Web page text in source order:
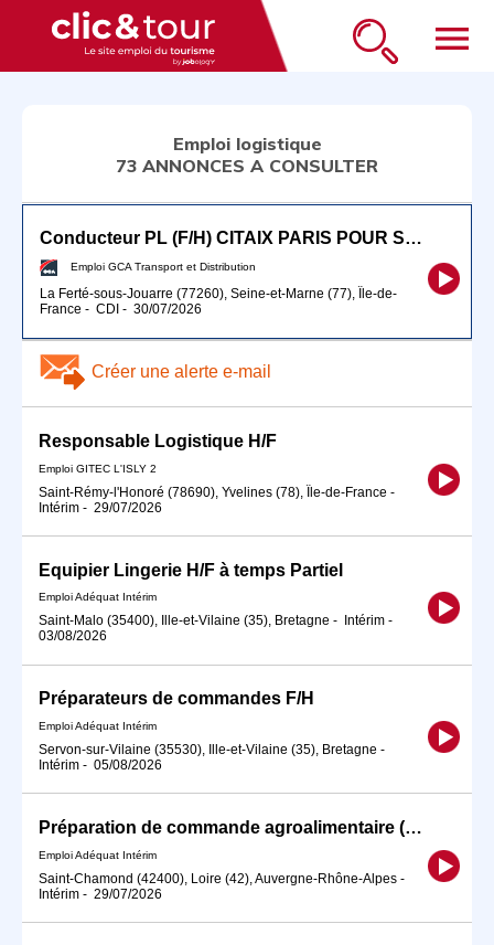
menu
Emploi logistique
73 ANNONCES A CONSULTER
Conducteur PL (F/H) CITAIX PARIS POUR SEPTEMBRE 2026
Emploi GCA Transport et Distribution
La Ferté-sous-Jouarre (77260), Seine-et-Marne (77), Île-de-
France - CDI - 30/07/2026
Créer une alerte e-mail
Responsable Logistique H/F
Emploi GITEC L'ISLY 2
Saint-Rémy-l'Honoré (78690), Yvelines (78), Île-de-France -
Intérim - 29/07/2026
Equipier Lingerie H/F à temps Partiel
Emploi Adéquat Intérim
Saint-Malo (35400), Ille-et-Vilaine (35), Bretagne - Intérim -
03/08/2026
Préparateurs de commandes F/H
Emploi Adéquat Intérim
Servon-sur-Vilaine (35530), Ille-et-Vilaine (35), Bretagne -
Intérim - 05/08/2026
Préparation de commande agroalimentaire (H/F)
Emploi Adéquat Intérim
Saint-Chamond (42400), Loire (42), Auvergne-Rhône-Alpes -
Intérim - 29/07/2026